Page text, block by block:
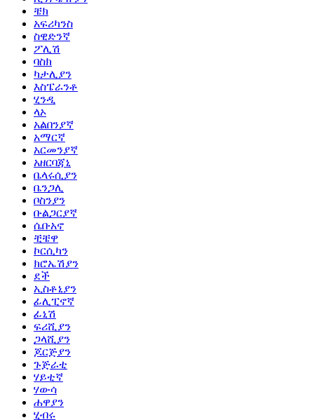
ቼክ
አፍሪካንስ
ስዊድንኛ
ፖሊሽ
ባስክ
ካታሊያን
እስፔራንቶ
ሂንዲ
ላኦ
አልበንያኛ
አማርኛ
አርመንያኛ
አዘርባጃኒ
ቤላሩሲያን
ቤንጋሊ
ቦስንያን
ቡልጋርያኛ
ሴቡአኖ
ቺቼዋ
ኮርሲካን
ክሮኤሽያን
ደች
ኢስቶኒያን
ፊሊፒኖኛ
ፊኒሽ
ፍሪሺያን
ጋላሺያን
ጆርጅያን
ጉጅራቲ
ሃይቲኛ
ሃውሳ
ሐዋያን
ሂብሩ